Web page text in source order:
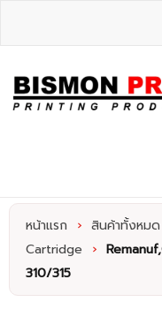
หน้าแรก › สินค้าทั้งหมด
Cartridge
›
310/315